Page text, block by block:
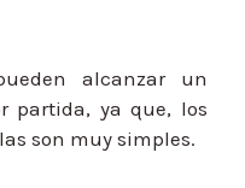
alcanzar un
partida, ya que, los
son muy simples.